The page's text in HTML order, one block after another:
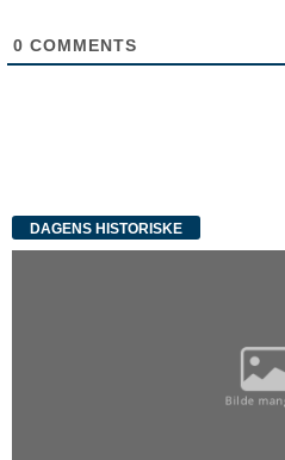
0 COMMENTS
DAGENS HISTORISKE